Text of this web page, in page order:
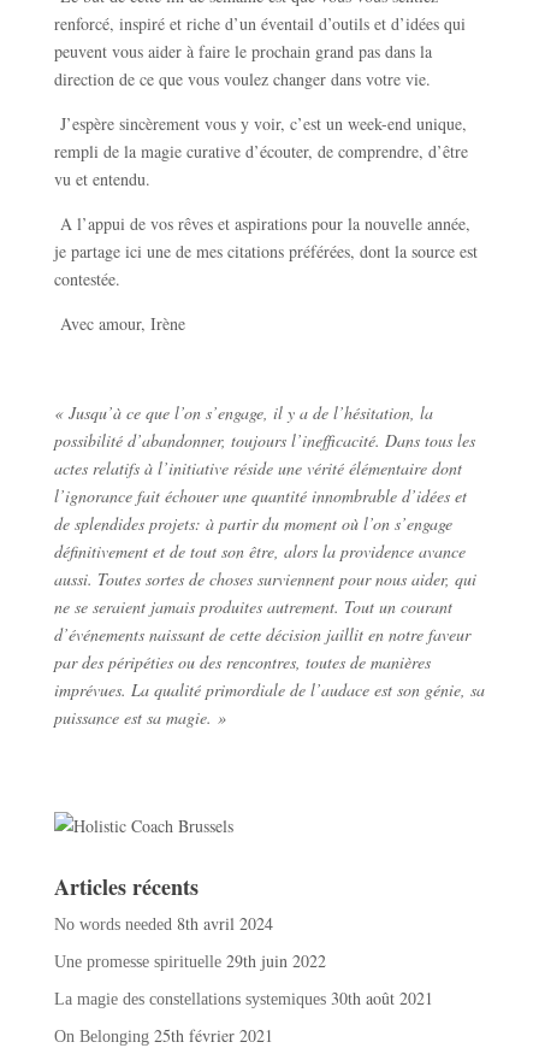
renforcé, inspiré et riche d’un éventail d’outils et d’idées qui
peuvent vous aider à faire le prochain grand pas dans la
direction de ce que vous voulez changer dans votre vie.
J’espère sincèrement vous y voir, c’est un week-end unique,
rempli de la magie curative d’écouter, de comprendre, d’être
vu et entendu.
A l’appui de vos rêves et aspirations pour la nouvelle année,
je partage ici une de mes citations préférées, dont la source est
contestée.
Avec amour, Irène
« Jusqu’à ce que l’on s’engage, il y a de l’hésitation, la
possibilité d’abandonner, toujours l’inefficacité. Dans tous les
actes relatifs à l’initiative réside une vérité élémentaire dont
l’ignorance fait échouer une quantité innombrable d’idées et
de splendides projets: à partir du moment où l’on s’engage
définitivement et de tout son être, alors la providence avance
aussi. Toutes sortes de choses surviennent pour nous aider, qui
ne se seraient jamais produites autrement. Tout un courant
d’événements naissant de cette décision jaillit en notre faveur
par des péripéties ou des rencontres, toutes de manières
imprévues. La qualité primordiale de l’audace est son génie, sa
puissance est sa magie. »
Articles récents
No words needed 8th avril 2024
Une promesse spirituelle 29th juin 2022
La magie des constellations systemiques 30th août 2021
On Belonging 25th février 2021